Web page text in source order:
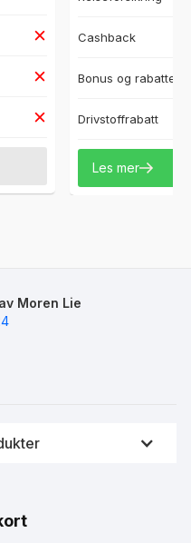
Cashback
Bonus og rabatter
Drivstoffrabatt
Les mer
Moren Lie
med